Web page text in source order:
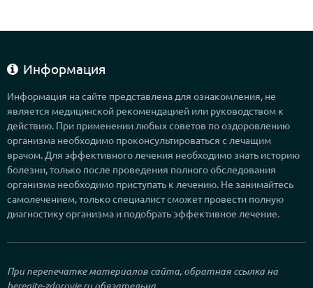
Информация
Информация на сайте представлена для ознакомления, не
является медицинской рекомендацией или руководством к
действию. При применении любых советов по оздоровлению
организма необходимо проконсультироваться с лечащим
врачом. Для эффективного лечения необходимо знать историю
болезни, только после проведения полного обследования
организма необходимо приступать к лечению. Не занимайтесь
самолечением, только специалист сможет провести полную
диагностику организма и подобрать эффективное лечение.
При перепечатке материалов сайта, обратная ссылка на
beregite-zdorovje.ruобязательна.